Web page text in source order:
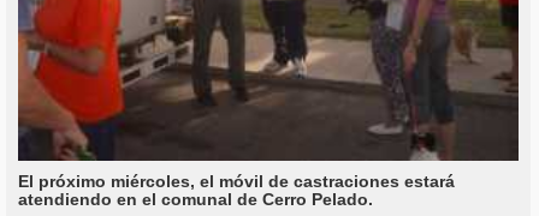
El próximo miércoles, el móvil de castraciones estará
atendiendo en el comunal de Cerro Pelado.